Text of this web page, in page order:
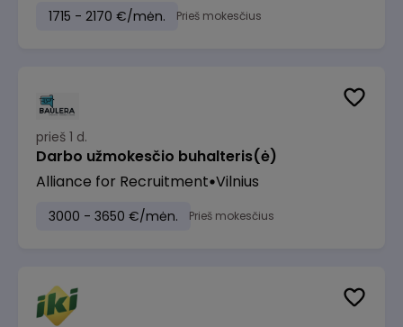
1715 - 2170 €/mėn. Prieš mokesčius
prieš 1 d.
Darbo užmokesčio buhalteris(ė)
Alliance for Recruitment Vilnius
3000 - 3650 €/mėn. Prieš mokesčius